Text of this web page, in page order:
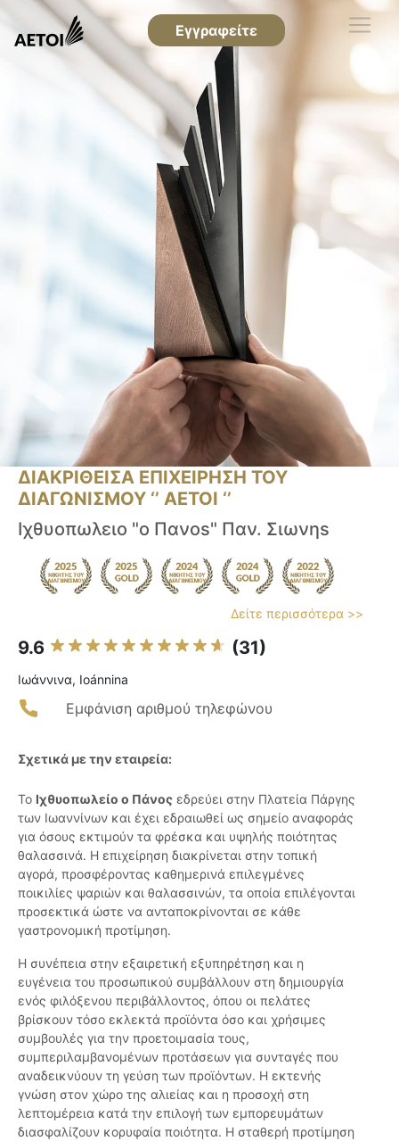
Εγγραφείτε
ΔΙΑΚΡΙΘΕΙΣΑ ΕΠΙΧΕΙΡΗΣΗ ΤΟΥ
ΔΙΑΓΩΝΙΣΜΟΥ ‘’ ΑΕΤΟΙ ‘’
Ιχθυοπωλειο "ο Πανοs" Παν. Σιωνηs
Δείτε περισσότερα >>
9.6 (31)
Ιωάννινα, Ioánnina
Εμφάνιση αριθμού τηλεφώνου
Σχετικά με την εταιρεία:
Το Ιχθυοπωλείο ο Πάνος εδρεύει στην Πλατεία Πάργης
των Ιωαννίνων και έχει εδραιωθεί ως σημείο αναφοράς
για όσους εκτιμούν τα φρέσκα και υψηλής ποιότητας
θαλασσινά. Η επιχείρηση διακρίνεται στην τοπική
αγορά, προσφέροντας καθημερινά επιλεγμένες
ποικιλίες ψαριών και θαλασσινών, τα οποία επιλέγονται
προσεκτικά ώστε να ανταποκρίνονται σε κάθε
γαστρονομική προτίμηση.
Η συνέπεια στην εξαιρετική εξυπηρέτηση και η
ευγένεια του προσωπικού συμβάλλουν στη δημιουργία
ενός φιλόξενου περιβάλλοντος, όπου οι πελάτες
βρίσκουν τόσο εκλεκτά προϊόντα όσο και χρήσιμες
συμβουλές για την προετοιμασία τους,
συμπεριλαμβανομένων προτάσεων για συνταγές που
αναδεικνύουν τη γεύση των προϊόντων. Η εκτενής
γνώση στον χώρο της αλιείας και η προσοχή στη
λεπτομέρεια κατά την επιλογή των εμπορευμάτων
διασφαλίζουν κορυφαία ποιότητα. Η σταθερή προτίμηση